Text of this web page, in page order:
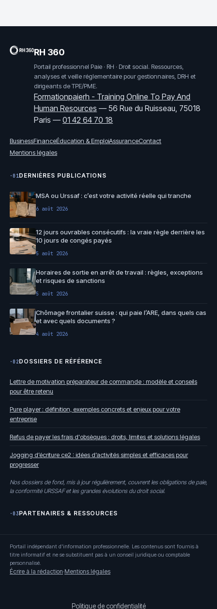
RH 360
Portail professionnel Paie · RH · Droit social. Ressources,
analyses et veille réglementaire pour gestionnaires, DRH et
dirigeants de TPE/PME.
Formationpaierh - Training Online To Pay And
Human Resources —56 Rue du Ruisseau, 75018
Paris —01 42 64 70 18
BusinessFinanceÉducation & EmploiAssuranceContact
Mentions légales
·01DERNIÈRES PUBLICATIONS
MSA ou Urssaf : c’est votre activité réelle qui tranche
6 août 2026
12 jours ouvrables consécutifs : la vraie règle derrière les
10 jours de congés payés
5 août 2026
Horaires de sortie en arrêt de travail : règles, exceptions
et risques de sanctions
5 août 2026
Chômage frontalier suisse : qui paie l’ARE, dans quels cas
et avec quels documents ?
4 août 2026
·02DOSSIERS DE RÉFÉRENCE
Lettre de motivation préparateur de commande : modèle et conseils
pour être retenu
Pure player : définition, exemples concrets et enjeux pour votre
entreprise
Refus de payer les frais d'obsèques : droits, limites et solutions légales
Jogging d’écriture ce2 : idées d’activités simples et efficaces pour
progresser
Nos dossiers de fond, mis à jour régulièrement, couvrent les obligations de paie,
la conformité URSSAF et les grandes évolutions du droit social.
·03PARTENAIRES & RESSOURCES
Portail indépendant d'information professionnelle. Les contenus sont fournis à
titre informatif et ne se substituent pas à un conseil juridique ou comptable
personnalisé.
Écrire à la rédaction·Mentions légales
Politique de confidentialité